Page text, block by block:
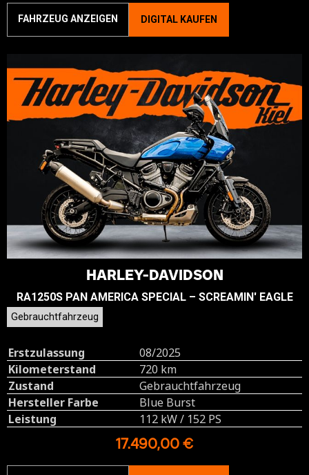
FAHRZEUG ANZEIGEN DIGITAL KAUFEN
HARLEY-DAVIDSON
RA1250S PAN AMERICA SPECIAL – SCREAMIN' EAGLE
Gebrauchtfahrzeug
Erstzulassung
08/2025
Kilometerstand
720 km
Zustand
Gebrauchtfahrzeug
Hersteller Farbe
Blue Burst
Leistung
112 kW / 152 PS
17.490,00 €